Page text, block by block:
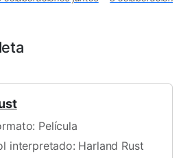
Película
interpretado: Harland Rust